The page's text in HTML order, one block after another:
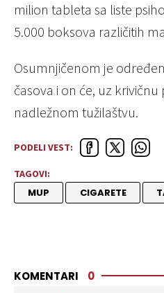
milion tableta sa liste
5.000 boksova različitih
Osumnjičenom je
časova i on će, uz
nadležnom tužilaštvu.
PODELI VEST:
TAGOVI:
MUP CIGARETE
KOMENTARI 0